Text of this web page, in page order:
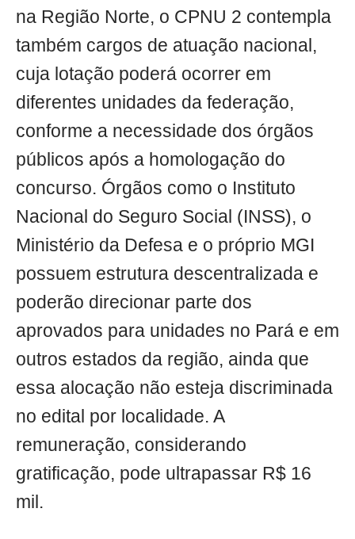
na Região Norte, o CPNU 2 contempla
também cargos de atuação nacional,
cuja lotação poderá ocorrer em
diferentes unidades da federação,
conforme a necessidade dos órgãos
públicos após a homologação do
concurso. Órgãos como o Instituto
Nacional do Seguro Social (INSS), o
Ministério da Defesa e o próprio MGI
possuem estrutura descentralizada e
poderão direcionar parte dos
aprovados para unidades no Pará e em
outros estados da região, ainda que
essa alocação não esteja discriminada
no edital por localidade. A
remuneração, considerando
gratificação, pode ultrapassar R$ 16
mil.